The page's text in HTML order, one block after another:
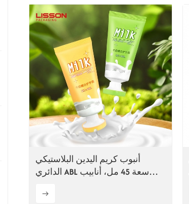
أنبوب كريم اليدين البلاستيكي
الدائري ABL سعة 45 مل، أنابيب